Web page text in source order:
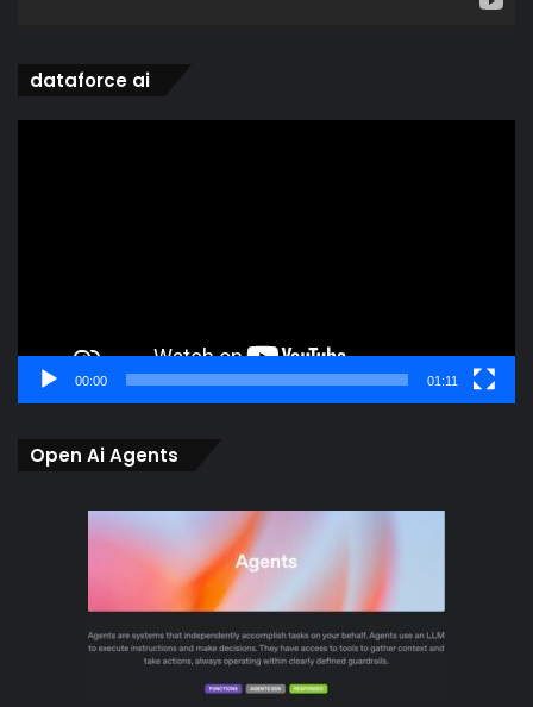
dataforce ai
00:00 01:11
Open Ai Agents